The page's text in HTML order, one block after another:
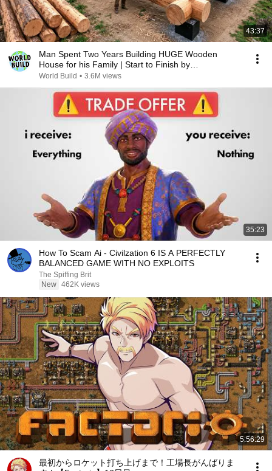
43:37
Man Spent Two Years Building HUGE Wooden
House for his Family | Start to Finish by
@bjornbrenton
World Build • 3.6M views
35:23
How To Scam Ai - Civilzation 6 IS A PERFECTLY
BALANCED GAME WITH NO EXPLOITS
The Spiffing Brit
New 462K views
5:56:29
最初からロケット打ち上げまで！工場長がんばりま